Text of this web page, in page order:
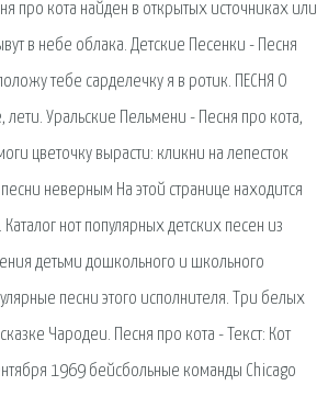
про кота найден в открытых источниках или
в небе облака. Детские Песенки - Песня
тебе сарделечку я в ротик. ПЕСНЯ О
Уральские Пельмени - Песня про кота,
цветочку вырасти: кликни на лепесток
неверным На этой странице находится
нот популярных детских песен из
детьми дошкольного и школьного
песни этого исполнителя. Три белых
Чародеи. Песня про кота - Текст: Кот
1969 бейсбольные команды Chicago